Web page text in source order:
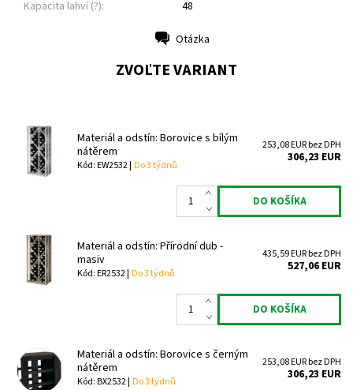
Kapacita lahví (?):
48
Otázka
ZVOĽTE VARIANT
Materiál a odstín: Borovice s bílým
nátěrem
Kód: EW2532 | Do 3 týdnů
253,08 EUR bez DPH
306,23 EUR
Materiál a odstín: Přírodní dub -
masiv
Kód: ER2532 | Do 3 týdnů
435,59 EUR bez DPH
527,06 EUR
Materiál a odstín: Borovice s černým
nátěrem
Kód: BX2532 | Do 3 týdnů
253,08 EUR bez DPH
306,23 EUR